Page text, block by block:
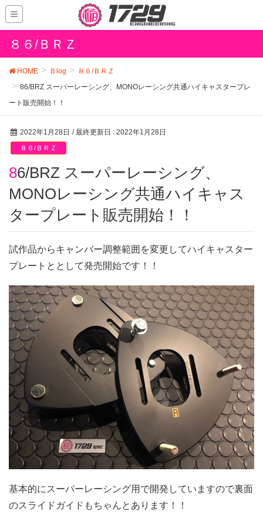
８６/ＢＲＺ
HOME Ｂlog
８６/ＢＲＺ
86/BRZ スーパーレーシング、MONOレーシング共通ハイキャスタープレ
ート販売開始！！
2022年1月28日 / 最終更新日 : 2022年1月28日
８６/ＢＲＺ
86/BRZ スーパーレーシング、
MONOレーシング共通ハイキャス
タープレート販売開始！！
試作品からキャンバー調整範囲を変更してハイキャスター
プレートととして発売開始です！！
基本的にスーパーレーシング用で開発していますので裏面
のスライドガイドもちゃんとあります！！